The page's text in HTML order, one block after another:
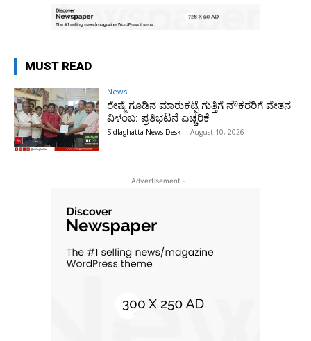
MUST READ
News
ರೇಷ್ಮೆ ಗೂಡಿನ ಮಾರುಕಟ್ಟೆ ಗುತ್ತಿಗೆ ನೌಕರರಿಗೆ ವೇತನ
ವಿಳಂಬ: ಪ್ರತಿಭಟನೆ ಎಚ್ಚರಿಕೆ
Sidlaghatta News Desk - August 10, 2026
- Advertisement -